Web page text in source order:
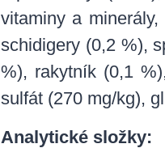
vitaminy a
schidigery (0,2 %),
%), rakytník (0,1
sulfát (270 mg/kg),
Analytické složky: